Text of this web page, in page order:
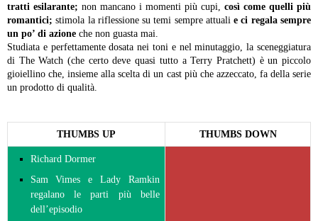
tratti esilarante; non mancano i momenti più cupi, così come quelli più
romantici; stimola la riflessione su temi sempre attualie ci regala sempre
un po’ di azione che non guasta mai.
Studiata e perfettamente dosata nei toni e nel minutaggio, la sceneggiatura
di The Watch (che certo deve quasi tutto a Terry Pratchett) è un piccolo
gioiellino che, insieme alla scelta di un cast più che azzeccato, fa della serie
un prodotto di qualità.
THUMBS UP THUMBS DOWN
Richard Dormer
Sam Vimes e Lady Ramkin
regalano le parti più belle
dell’episodio